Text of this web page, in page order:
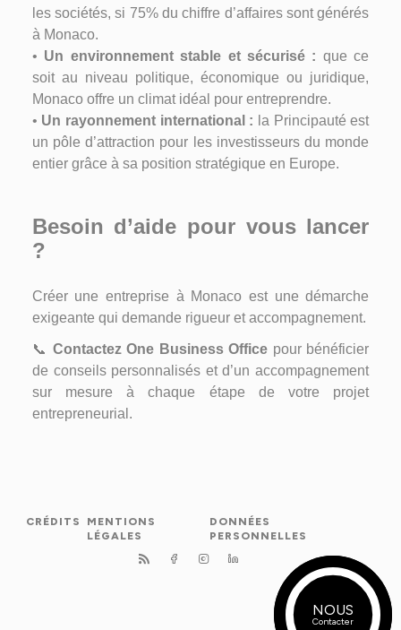
MON ESPACE
NOUS
Contacter
les sociétés, si 75% du chiffre d’affaires sont générés
à Monaco.
• Un environnement stable et sécurisé : que ce
soit au niveau politique, économique ou juridique,
Monaco offre un climat idéal pour entreprendre.
• Un rayonnement international : la Principauté est
un pôle d’attraction pour les investisseurs du monde
entier grâce à sa position stratégique en Europe.
Besoin d’aide pour vous lancer
?
Créer une entreprise à Monaco est une démarche
exigeante qui demande rigueur et accompagnement.
📞 Contactez One Business Office pour bénéficier
de conseils personnalisés et d’un accompagnement
sur mesure à chaque étape de votre projet
entrepreneurial.
CRÉDITS
MENTIONS
LÉGALES
DONNÉES
PERSONNELLES